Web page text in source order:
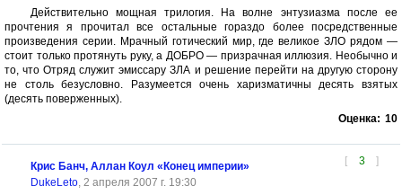
Действительно мощная трилогия. На волне энтузиазма после ее
прочтения я прочитал все остальные гораздо более посредственные
произведения серии. Мрачный готический мир, где великое ЗЛО рядом —
стоит только протянуть руку, а ДОБРО — призрачная иллюзия. Необычно и
то, что Отряд служит эмиссару ЗЛА и решение перейти на другую сторону
не столь безусловно. Разумеется очень харизматичны десять взятых
(десять поверженных).
Оценка: 10
[ 3 ]
Крис Банч, Аллан Коул «Конец империи»
DukeLeto, 2 апреля 2007 г. 19:30